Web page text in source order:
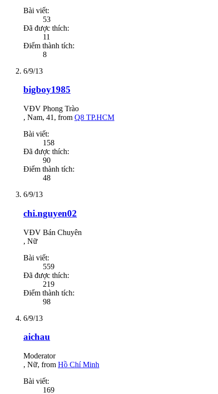
Bài viết:
53
Đã được thích:
11
Điểm thành tích:
8
6/9/13
bigboy1985
VĐV Phong Trào
, Nam, 41, from Q8 TP.HCM
Bài viết:
158
Đã được thích:
90
Điểm thành tích:
48
6/9/13
chi.nguyen02
VĐV Bán Chuyên
, Nữ
Bài viết:
559
Đã được thích:
219
Điểm thành tích:
98
6/9/13
aichau
Moderator
, Nữ, from Hồ Chí Minh
Bài viết:
169